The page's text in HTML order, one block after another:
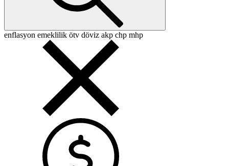
enflasyon emeklilik ötv döviz akp chp mhp